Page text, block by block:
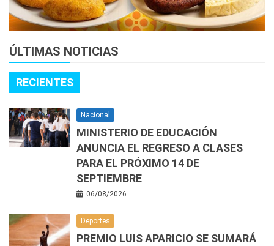
ÚLTIMAS NOTICIAS
RECIENTES
Nacional
MINISTERIO DE EDUCACIÓN
ANUNCIA EL REGRESO A CLASES
PARA EL PRÓXIMO 14 DE
SEPTIEMBRE
06/08/2026
Deportes
PREMIO LUIS APARICIO SE SUMARÁ